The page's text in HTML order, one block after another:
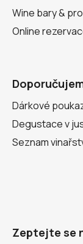
Wine bary &
Online
Dárkové
Degustace v
Seznam
Zeptejte se